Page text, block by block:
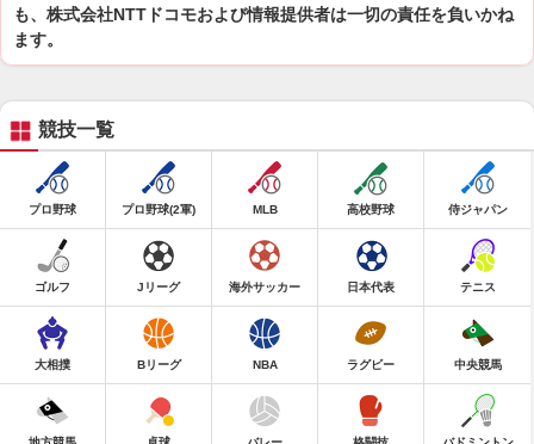
も、株式会社NTTドコモおよび情報提供者は一切の責任を負いかね
ます。
競技一覧
プロ野球 プロ野球(2軍) MLB 高校野球 侍ジャパン
ゴルフ Jリーグ 海外サッカー 日本代表 テニス
大相撲 Bリーグ NBA ラグビー 中央競馬